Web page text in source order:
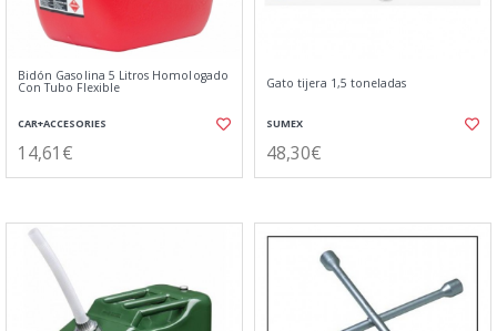
Bidón Gasolina 5 Litros Homologado
Con Tubo Flexible
CAR+ACCESORIES
14,61€
Gato tijera 1,5 toneladas
SUMEX
48,30€